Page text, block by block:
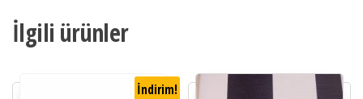
İlgili ürünler
İndirim!